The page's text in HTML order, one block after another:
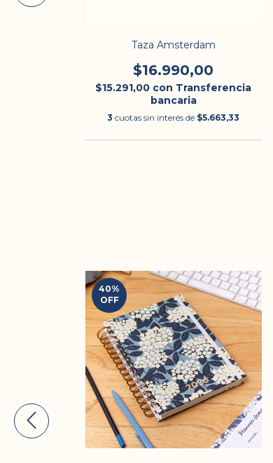
Taza Amsterdam
$16.990,00
$15.291,00 con Transferencia
bancaria
3 cuotas sin interés de $5.663,33
40%
OFF